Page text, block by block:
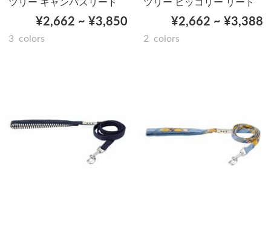
ツリー キャンパスリード
¥2,662 ~ ¥3,850
3 colors
ツリー ヒッコリー リード
¥2,662 ~ ¥3,388
2 colors